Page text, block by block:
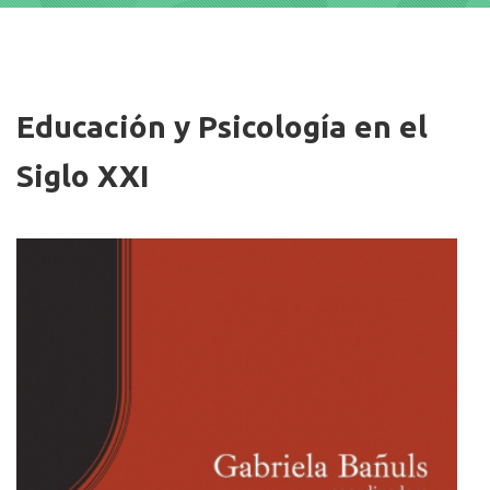
Educación y Psicología en el
Siglo XXI